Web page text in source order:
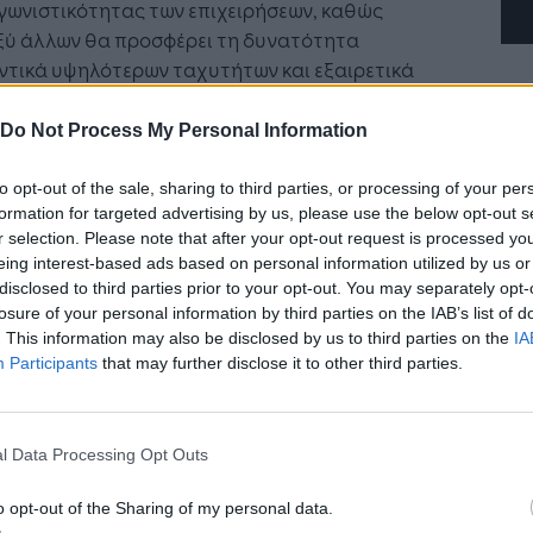
Do Not Process My Personal Information
opt-out of the sale, sharing to third parties, or processing of your
for targeted advertising by us, please use the below opt-out
selection. Please note that after your opt-out request is processed
interest-based ads based on personal information utilized by us
to third parties prior to your opt-out. You may separately
of your personal information by third parties on the IAB’s list of
This information may also be disclosed by us to third parties on the
Participants that may further disclose it to other third parties.
Data Processing Opt Outs
opt-out of the Sharing of my personal data.
των επιχειρήσεων, καθώς
άλλων θα προσφέρει τη δυνατότητα
υψηλότερων ταχυτήτων και εξαιρετικά
νέων, καινοτόμων εφαρμογών. Η
ριζικά την καθημερινότητα, επιταχύνοντας
μετασχηματισμό, ενώ παράλληλα θα
σημαντικά οφέλη στην οικονομία.
βήμα της διαγωνιστικής διαδικασίας είναι
των αιτήσεων συμμετοχής, που έχει
για την Παρασκευή 23 Οκτωβρίου 2020 και
λεπτομερώς οι κανόνες διεξαγωγής
στάδια της διαδικασίας, είναι διαθέσιμο στο